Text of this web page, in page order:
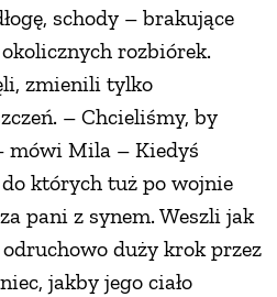
schody – brakujące
rozbiórek.
zmienili tylko
– Chcieliśmy, by
mówi Mila – Kiedyś
których tuż po wojnie
pani z synem. Weszli jak
duży krok przez
jakby jego ciało